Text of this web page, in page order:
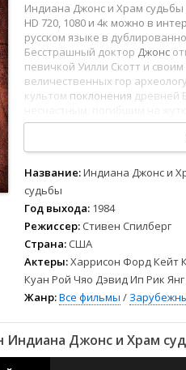
2023
2022
2021
Русские
Индиана Джонс и Храм
HD 720, 1080 и 4к можно в
русском языке в
Бесстрашный доктор Джонс
певичкой Уилли Скотт и
величественных гор
культом поклонения древней
как всегда, удастсявырваться
12345 678
Название:Индиана Джонс и
судьбы
Год выхода: 1984
Режиссер: Стивен Спилберг
Страна: США
Актеры:Харрисон Форд Кейт
Куан Рой Чяо Дэвид Ип Рик
Жанр:Все фильмы /
Индиана Джонс и Храм